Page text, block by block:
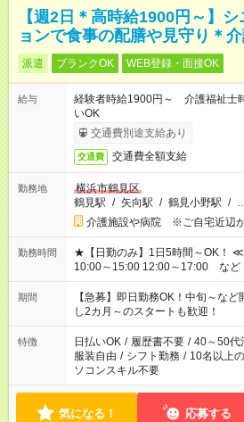
【週2日＊高時給1900円～】
ョンで食事の配膳や見守り＊
派遣 ブランクOK WEB登録・面接OK
給与
経験者時給1900円～ 介護福祉
いOK
交通費別途支給あり
交通費 交通費全額支給
勤務地
横浜市鶴見区
鶴見駅 / 矢向駅 / 鶴見小野駅 /
介護施設や病院 ※ご自宅近辺
勤務時間
★【日勤のみ】1日5時間～OK！ ≪シフト例≫ 9:00～14:00
10:00～15:00 12:00～17:00 など
期間
【急募】即日勤務OK！中旬～な
し2カ月～のスタートも歓迎！
特徴 日払いOK / 履歴書不要 / 40～50代
服装自由 / シフト勤務 / 10名以上
ソコンスキル不要
気になる！ 応募する